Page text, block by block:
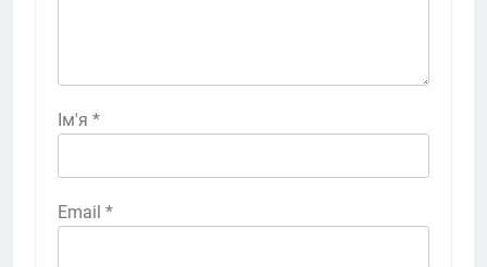
Ім'я *
Email *